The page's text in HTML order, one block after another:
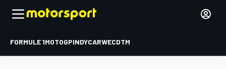
FORMULE 1MOTOGPINDYCARWECDTM